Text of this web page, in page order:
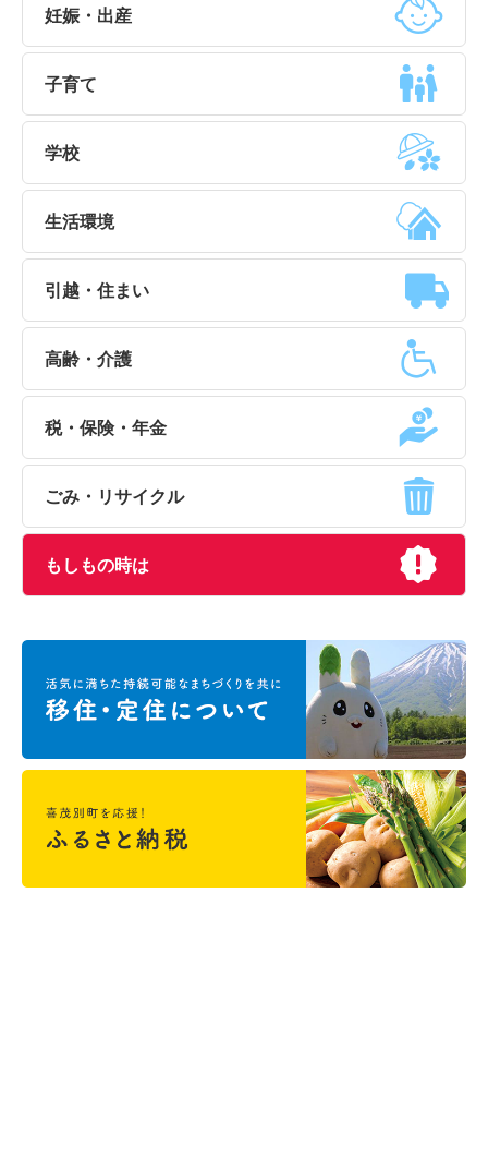
妊娠・出産
子育て
学校
生活環境
引越・住まい
高齢・介護
税・保険・年金
ごみ・リサイクル
もしもの時は